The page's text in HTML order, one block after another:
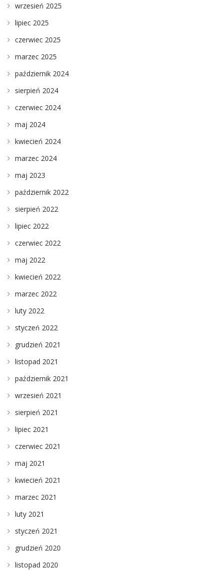
wrzesień 2025
lipiec 2025
czerwiec 2025
marzec 2025
październik 2024
sierpień 2024
czerwiec 2024
maj 2024
kwiecień 2024
marzec 2024
maj 2023
październik 2022
sierpień 2022
lipiec 2022
czerwiec 2022
maj 2022
kwiecień 2022
marzec 2022
luty 2022
styczeń 2022
grudzień 2021
listopad 2021
październik 2021
wrzesień 2021
sierpień 2021
lipiec 2021
czerwiec 2021
maj 2021
kwiecień 2021
marzec 2021
luty 2021
styczeń 2021
grudzień 2020
listopad 2020